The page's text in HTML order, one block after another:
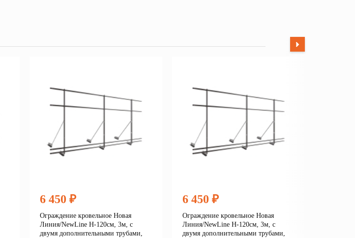
6 450 ₽
Ограждение кровельное Новая
Линия/NewLine H-120см, 3м, с
двумя дополнительными трубами,
6 450 ₽
Ограждение кровельное Новая
Линия/NewLine H-120см, 3м, с
двумя дополнительными трубами,